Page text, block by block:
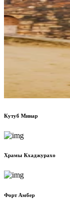
Кутуб Минар
Храмы Кхаджурахо
Форт Амбер